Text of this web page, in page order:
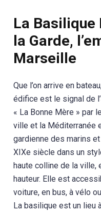
La
la Garde,
Marseille
Que l’on arrive en
édifice est le signal de
« La Bonne Mère » par
ville et la Méditerranée
gardienne des marins
XIXe siècle dans un
haute colline de la ville,
hauteur. Elle est
voiture, en bus, à vélo
La basilique est un lieu